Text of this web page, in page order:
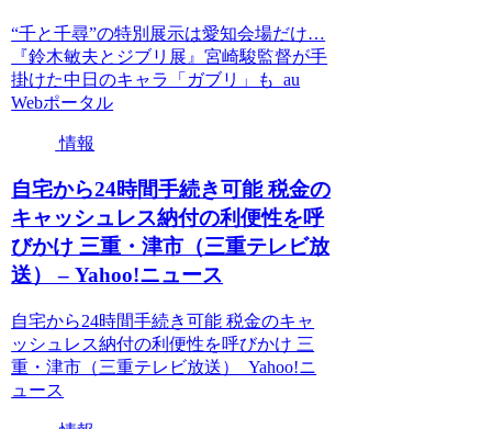
“千と千尋”の特別展示は愛知会場だけ…
『鈴木敏夫とジブリ展』宮崎駿監督が手
掛けた中日のキャラ「ガブリ」も au
Webポータル
情報
自宅から24時間手続き可能 税金の
キャッシュレス納付の利便性を呼
びかけ 三重・津市（三重テレビ放
送） – Yahoo!ニュース
自宅から24時間手続き可能 税金のキャ
ッシュレス納付の利便性を呼びかけ 三
重・津市（三重テレビ放送） Yahoo!ニ
ュース